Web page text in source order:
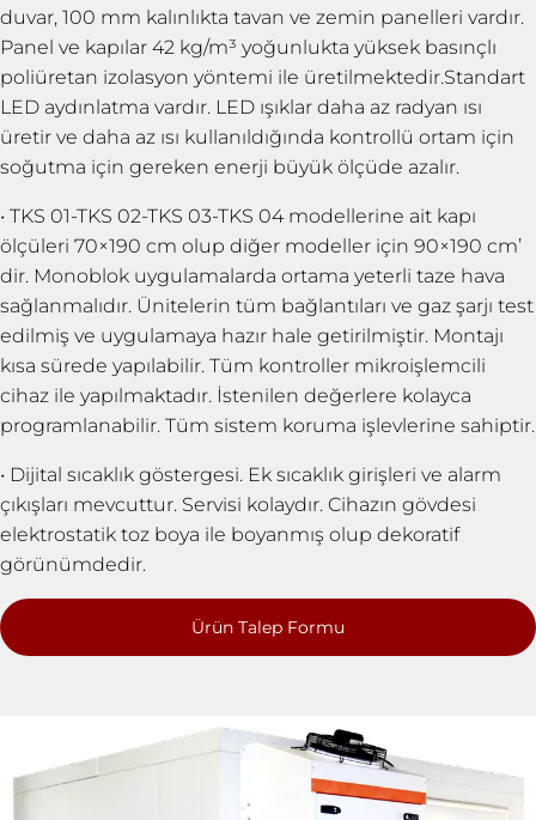
duvar, 100 mm kalınlıkta tavan ve zemin panelleri vardır.
Panel ve kapılar 42 kg/m³ yoğunlukta yüksek basınçlı
poliüretan izolasyon yöntemi ile üretilmektedir.Standart
LED aydınlatma vardır. LED ışıklar daha az radyan ısı
üretir ve daha az ısı kullanıldığında kontrollü ortam için
soğutma için gereken enerji büyük ölçüde azalır.
• TKS 01-TKS 02-TKS 03-TKS 04 modellerine ait kapı
ölçüleri 70×190 cm olup diğer modeller için 90×190 cm’
dir. Monoblok uygulamalarda ortama yeterli taze hava
sağlanmalıdır. Ünitelerin tüm bağlantıları ve gaz şarjı test
edilmiş ve uygulamaya hazır hale getirilmiştir. Montajı
kısa sürede yapılabilir. Tüm kontroller mikroişlemcili
cihaz ile yapılmaktadır. İstenilen değerlere kolayca
programlanabilir. Tüm sistem koruma işlevlerine sahiptir.
• Dijital sıcaklık göstergesi. Ek sıcaklık girişleri ve alarm
çıkışları mevcuttur. Servisi kolaydır. Cihazın gövdesi
elektrostatik toz boya ile boyanmış olup dekoratif
görünümdedir.
Ürün Talep Formu